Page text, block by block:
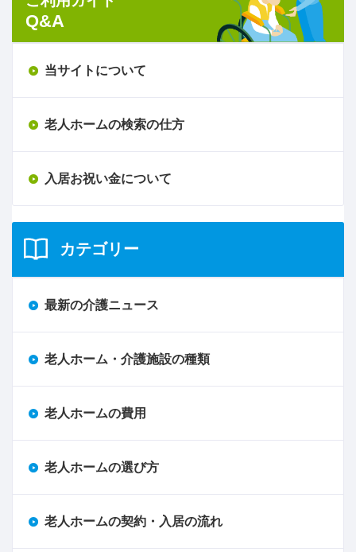
Q&A
当サイトについて
老人ホームの検索の仕方
入居お祝い金について
カテゴリー
最新の介護ニュース
老人ホーム・介護施設の種類
老人ホームの費用
老人ホームの選び方
老人ホームの契約・入居の流れ